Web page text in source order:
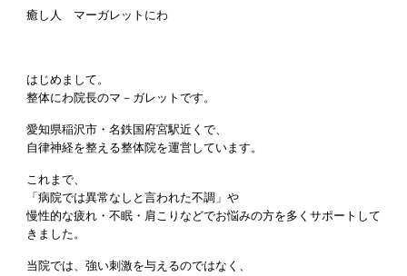
癒し人 マーガレットにわ
はじめまして。
整体にわ院長のマ－ガレットです。
愛知県稲沢市・名鉄国府宮駅近くで、
自律神経を整える整体院を運営しています。
これまで、
「病院では異常なしと言われた不調」や
慢性的な疲れ・不眠・肩こりなどでお悩みの方を多くサポートして
きました。
当院では、強い刺激を与えるのではなく、